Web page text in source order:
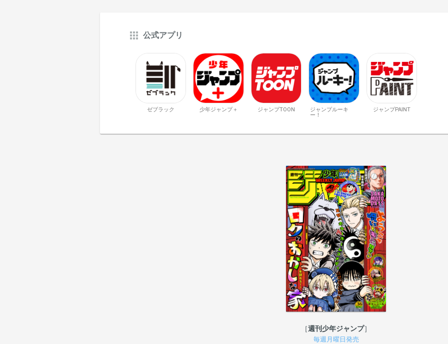
公式アプリ
ゼブラック 少年ジャンプ＋ ジャンプTOON
ジャンプルーキ
ー！
ジャンプPAINT
週刊少年ジャンプ
毎週月曜日発売